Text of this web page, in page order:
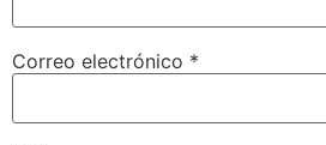
Correo electrónico *